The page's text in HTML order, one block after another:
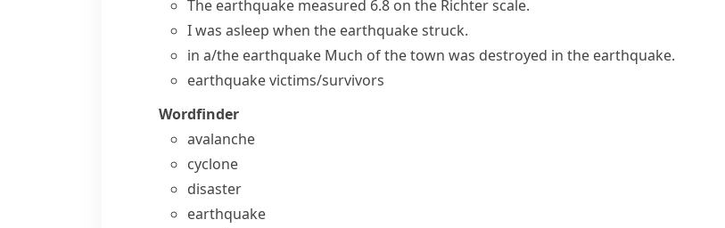
The earthquake measured 6.8 on the Richter scale.
I was asleep when the earthquake struck.
in a/the earthquake Much of the town was destroyed in the earthquake.
earthquake victims/survivors
Wordfinder
avalanche
cyclone
disaster
earthquake